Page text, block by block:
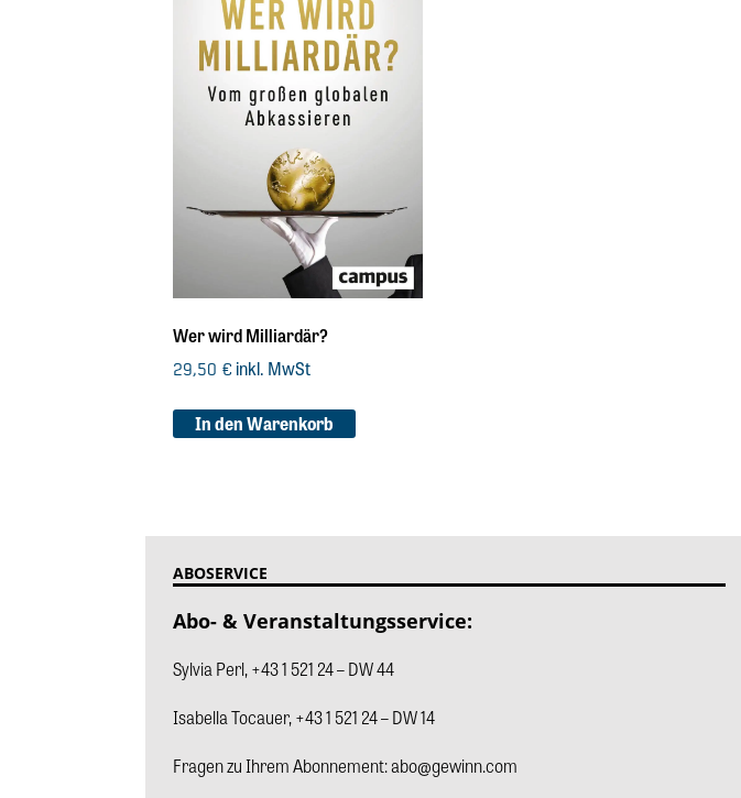
Wer wird Milliardär?
29,50 € inkl. MwSt
In den Warenkorb
ABOSERVICE
Abo- & Veranstaltungsservice:
Sylvia Perl,+43 1 521 24 – DW 44
Isabella Tocauer, +43 1 521 24 – DW 14
Fragen zu Ihrem Abonnement:abo@gewinn.com